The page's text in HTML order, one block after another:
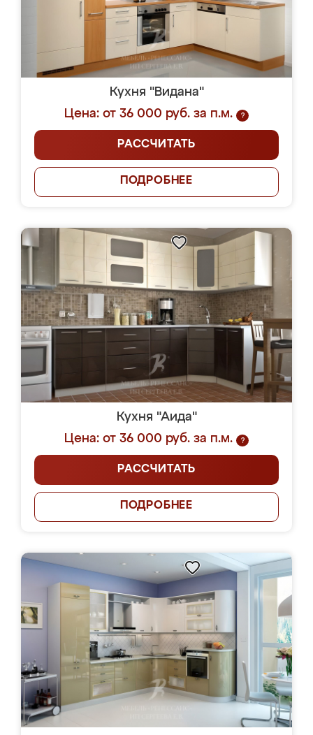
Кухня "Видана"
Цена: от 36 000 руб. за п.м.
?
РАССЧИТАТЬ
ПОДРОБНЕЕ
Кухня "Аида"
Цена: от 36 000 руб. за п.м.
?
РАССЧИТАТЬ
ПОДРОБНЕЕ